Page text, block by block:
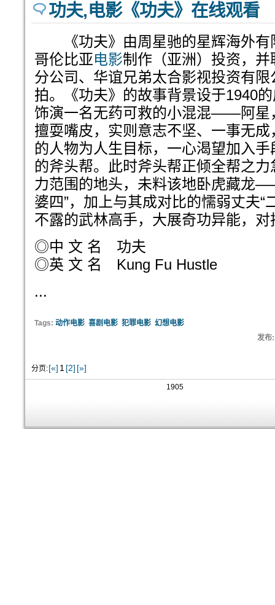
功夫,电影《功夫》在线观看
《功夫》由周星驰的星辉海外有
哥伦比亚电影制作（亚洲）投资，
分公司、华谊兄弟太合影视投资有限
拍。《功夫》的故事背景设于1940
饰演一名无药可救的小混混——阿星
擅耍嘴皮，实则意志不坚、一事无
的人物为人生目标，一心渴望加入
的斧头帮。此时斧头帮正倾全帮之
力范围的地头，未料该地卧虎藏龙
婆四”，加上与其成对比的懦弱丈夫“
不露的武林高手，大展奇功异能，
◎中 文 名 功夫
◎英 文 名 Kung Fu Hustle
...
Tags: 动作电影 喜剧电影 犯罪电影 幻想电影
发布
分页:[«] 1 [2] [»]
1905